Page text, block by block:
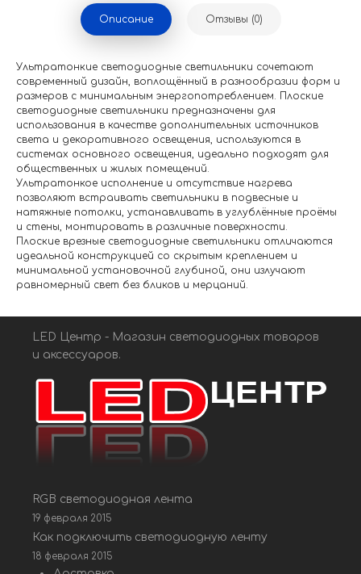
Описание Отзывы (0)
Ультратонкие светодиодные светильники сочетают
современный дизайн, воплощённый в разнообразии форм и
размеров с минимальным энергопотреблением. Плоские
светодиодные светильники предназначены для
использования в качестве дополнительных источников
света и декоративного освещения, используются в
системах основного освещения, идеально подходят для
общественных и жилых помещений.
Ультратонкое исполнение и отсутствие нагрева
позволяют встраивать светильники в подвесные и
натяжные потолки, устанавливать в углублённые проёмы
и стены, монтировать в различные поверхности.
Плоские врезные светодиодные светильники отличаются
идеальной конструкцией со скрытым креплением и
минимальной установочной глубиной, они излучают
равномерный свет без бликов и мерцаний.
LED Центр - Магазин светодиодных товаров
и аксессуаров.
RGB светодиодная лента
19 февраля 2015
Как подключить светодиодную ленту
18 февраля 2015